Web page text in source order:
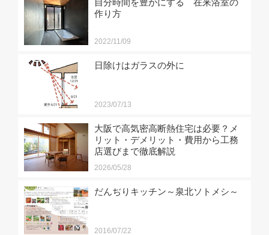
自分時間を豊かにする 在来浴室の
作り方
2022/11/09
日除けはガラスの外に
2023/07/13
大阪で高気密高断熱住宅は必要？メ
リット・デメリット・費用から工務
店選びまで徹底解説
2026/05/28
だんぢりキッチン～泉北ソトメシ～
2016/07/22